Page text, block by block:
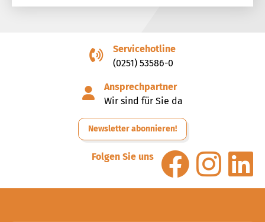
Servicehotline
(0251) 53586-0
Ansprechpartner
Wir sind für Sie da
Newsletter abonnieren!
Folgen Sie uns